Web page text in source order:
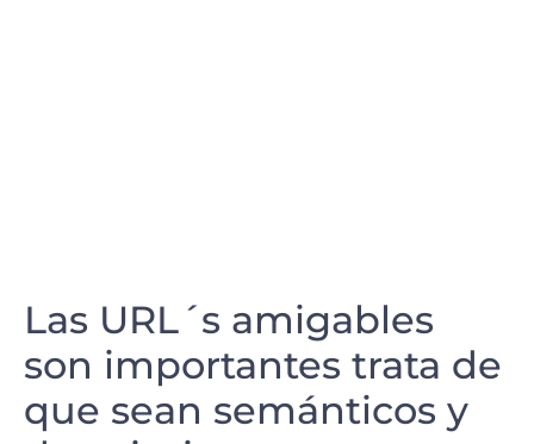
Las URL´s amigables
son importantes trata de
que sean semánticos y